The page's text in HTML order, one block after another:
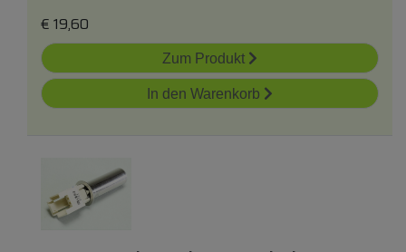
€ 19,60
Zum Produkt
In den Warenkorb